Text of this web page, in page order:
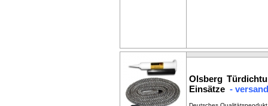
Olsberg
Einsätze -